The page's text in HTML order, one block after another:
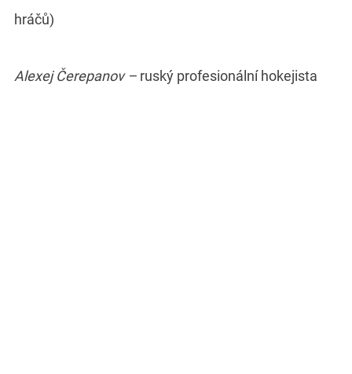
hráčů)
Alexej Čerepanov – ruský profesionální hokejista